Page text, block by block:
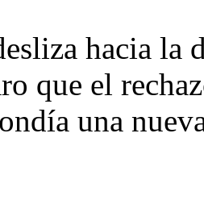
hacia
que el
una